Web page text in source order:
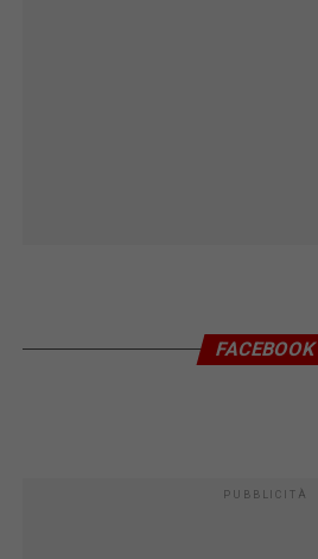
FACEBOOK
PUBBLICITÀ